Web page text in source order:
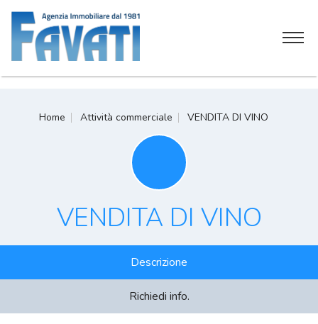
Attività commerciali
Contatti
Home Attività commerciale VENDITA DI VINO
VENDITA DI VINO
Descrizione
Richiedi info.